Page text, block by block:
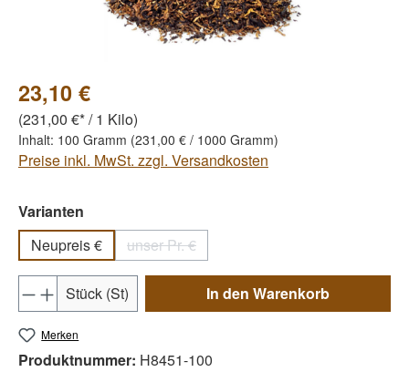
23,10 €
(231,00 €* / 1 Kilo)
Inhalt: 100 Gramm (231,00 € / 1000 Gramm)
Preise inkl. MwSt. zzgl. Versandkosten
Varianten
Neupreis €
unser Pr. €
(Diese Option ist zurzeit nicht verfügbar.)
Produkt Anzahl: Gib den gewünschten
Stück (St) In den Warenkorb
Merken
Produktnummer: H8451-100